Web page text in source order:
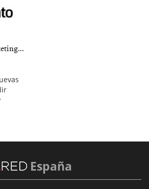
España